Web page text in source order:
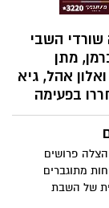
בעזה שורדי השבי
מתן
אהל, גיא
בפעימה
הרגע לו ציפו
יותר משנתיים של
הפעימה
פרושים
מתוגברים
של השבת